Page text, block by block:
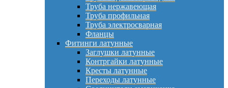
Труба нержавеющая
Труба профильная
Труба электросварная
Фланцы
Фитинги латунные
Заглушки латунные
Контргайки латунные
Кресты латунные
Переходы латунные